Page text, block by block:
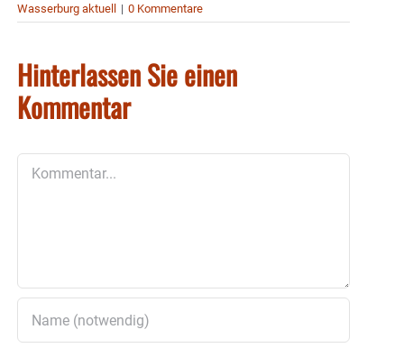
Wasserburg aktuell
| 0 Kommentare
Hinterlassen Sie einen
Kommentar